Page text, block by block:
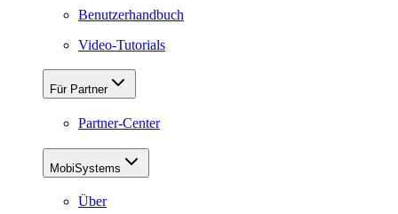
Benutzerhandbuch
Video-Tutorials
Für Partner
Partner-Center
MobiSystems
Über